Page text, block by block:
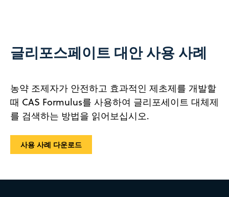
Video
글리포스페이트 대안 사용 사례
농약 조제자가 안전하고 효과적인 제초제를 개발할
때 CAS Formulus를 사용하여 글리포세이트 대체제
를 검색하는 방법을 읽어보십시오.
사용 사례 다운로드